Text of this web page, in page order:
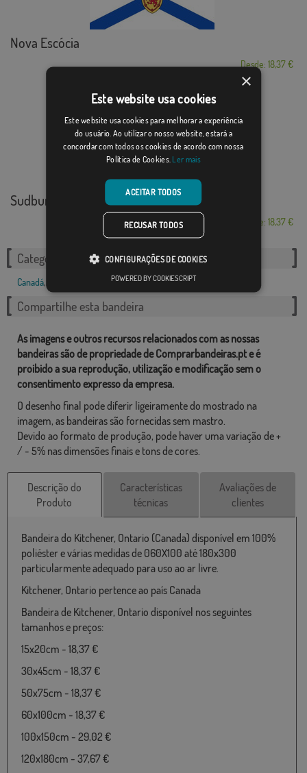
Nova Escócia
Desde: 18,37 €
Sudbury
Desde: 18,37 €
Categorias relacionadas:
Canadá,
Compartilhe esta bandeira
As imagens e outros recursos relacionados com as nossas
bandeiras são de propriedade de Comprarbandeiras.pt e é
proibido a sua reprodução, utilização e modificação sem o
consentimento expresso da empresa.
O desenho final pode diferir ligeiramente do mostrado na
imagem, as bandeiras são fornecidas sem mastro.
Devido ao formato de produção, pode haver uma variação de +
/ - 5% nas dimensões finais e tons de cores.
Descrição do
Produto
Características
técnicas
Avaliações de
clientes
Bandeira do Kitchener, Ontario (Canada) disponível em 100%
poliéster e várias medidas de 060X100 até 180x300
particularmente adequado para uso ao ar livre.
Kitchener, Ontario pertence ao país Canada
Bandeira de Kitchener, Ontario disponível nos seguintes
tamanhos e preços:
15x20cm - 18,37 €
30x45cm - 18,37 €
50x75cm - 18,37 €
60x100cm - 18,37 €
100x150cm - 29,02 €
120x180cm - 37,67 €
×
Este website usa cookies
Este website usa cookies para melhorar a experiência
do usuário. Ao utilizar o nosso website, estará a
concordar com todos os cookies de acordo com nossa
Política de Cookies. Ler mais
ACEITAR TODOS
RECUSAR TODOS
CONFIGURAÇÕES DE COOKIES
POWERED BY COOKIESCRIPT